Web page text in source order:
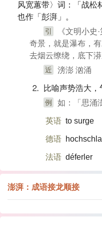
风宽蕙带〉词：「战松
也作「彭湃」。
引
《文明小
奇景，就是瀑布，
去烟云缭绕，底下
近 滂澎 汹涌
⒉ 比喻声势浩大，
例 如：「思涌
英语 to surge
德语
法语 déferler
澎湃：成语接龙顺接